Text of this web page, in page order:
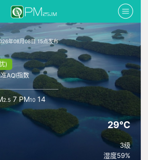
年08月08日 15点发布
)
AQI指数
2.5 7 PM10 14
29°C
3级
湿度59%